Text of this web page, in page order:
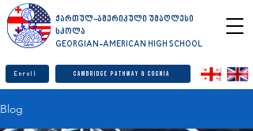
ქართულ-ამერიკული უმაღლესი
სკოლა
GEORGIAN-AMERICAN HIGH SCHOOL
Enroll Cambridge Pathway & Cognia
Blog